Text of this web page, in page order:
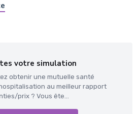
votre simulation
obtenir une mutuelle santé
au meilleur rapport
prix ? Vous ête...